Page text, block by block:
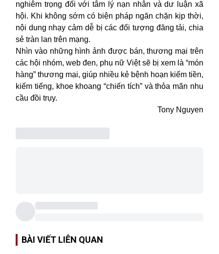
nghiêm trọng đối với tâm lý nạn nhân và dư luận xã
hội. Khi không sớm có biện pháp ngăn chặn kịp thời,
nội dung nhạy cảm dễ bị các đối tượng đăng tải, chia
sẻ tràn lan trên mạng.
Nhìn vào những hình ảnh được bán, thương mại trên
các hội nhóm, web đen, phụ nữ Việt sẽ bị xem là “món
hàng” thương mại, giúp nhiều kẻ bệnh hoạn kiếm tiền,
kiếm tiếng, khoe khoang “chiến tích” và thỏa mãn nhu
cầu đồi trụy.
Tony Nguyen
BÀI VIẾT LIÊN QUAN